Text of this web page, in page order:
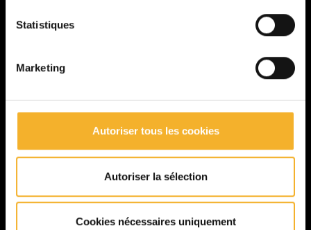
Statistiques
Marketing
Autoriser tous les cookies
Autoriser la sélection
Cookies nécessaires uniquement
Informations